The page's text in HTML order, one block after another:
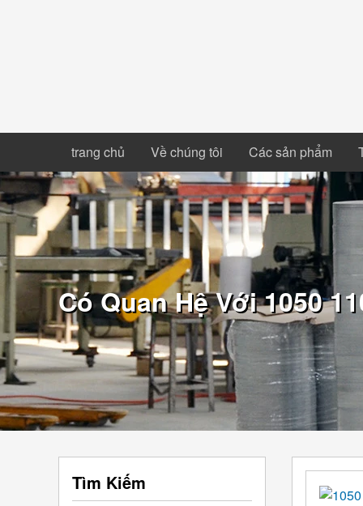
trang chủ Về chúng tôi Các sản phẩm
Có Quan Hệ Với 1050
Tìm Kiếm